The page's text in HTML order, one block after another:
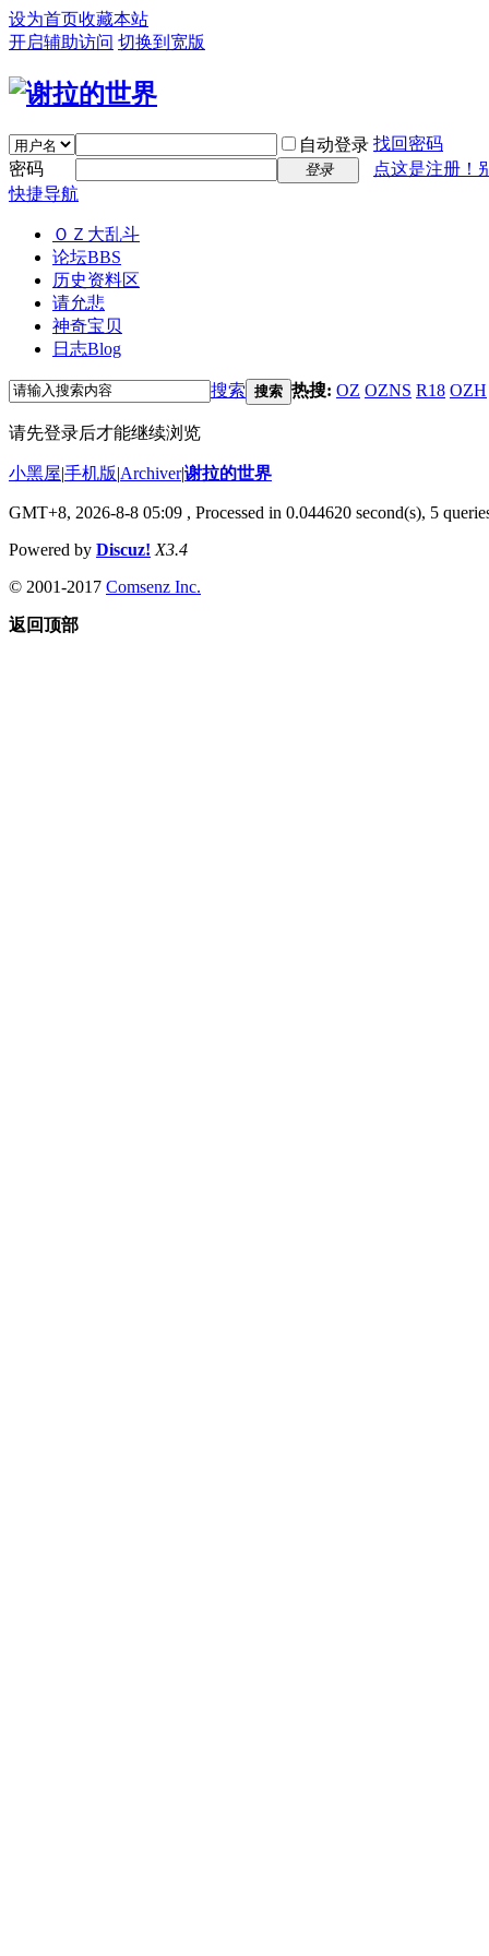
设为首页收藏本站
开启辅助访问 切换到宽版
自动登录 找回密码
密码
登录
点这是注册！
快捷导航
ＯＺ大乱斗
论坛BBS
历史资料区
请允悲
神奇宝贝
日志Blog
搜索 搜索 热搜: OZ OZNS R18 OZH
请先登录后才能继续浏览
小黑屋|手机版|Archiver|谢拉的世界
GMT+8, 2026-8-8 05:09 , Processed in 0.044620 second(s), 5
Powered by Discuz! X3.4
© 2001-2017 Comsenz Inc.
返回顶部